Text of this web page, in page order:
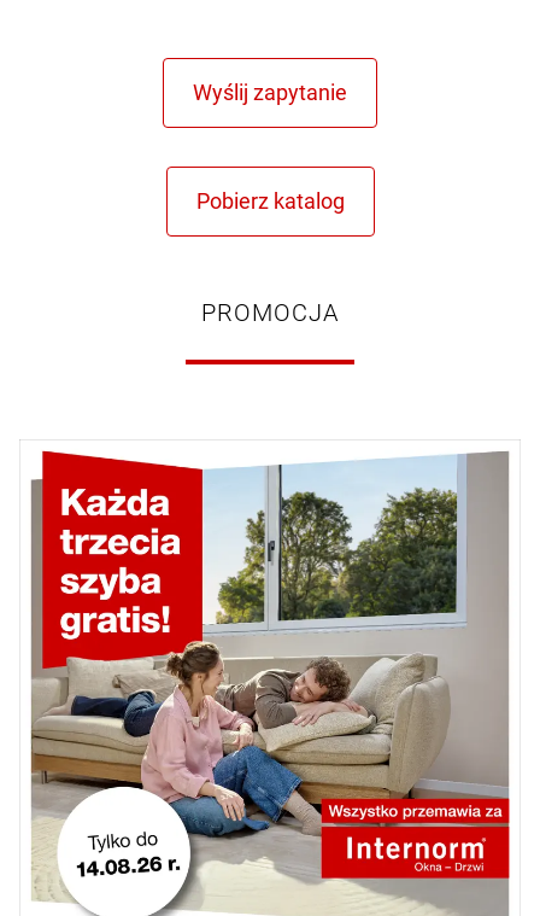
PROMOCJA